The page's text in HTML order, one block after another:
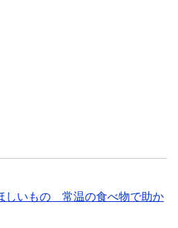
しいもの 常温の食べ物で助か